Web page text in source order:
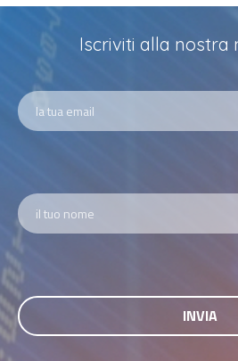
Iscriviti alla nostra